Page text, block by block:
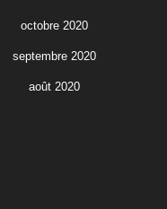
octobre 2020
septembre 2020
août 2020